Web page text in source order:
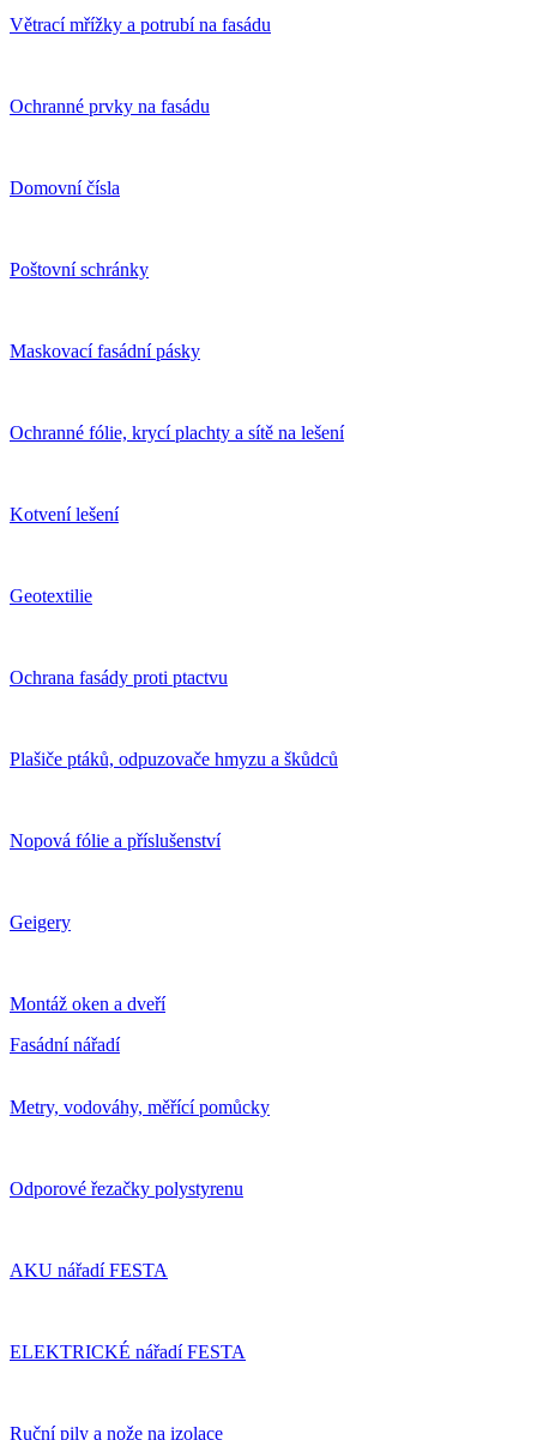
Větrací mřížky a potrubí na fasádu
Ochranné prvky na fasádu
Domovní čísla
Poštovní schránky
Maskovací fasádní pásky
Ochranné fólie, krycí plachty a sítě na lešení
Kotvení lešení
Geotextilie
Ochrana fasády proti ptactvu
Plašiče ptáků, odpuzovače hmyzu a škůdců
Nopová fólie a příslušenství
Geigery
Montáž oken a dveří
Fasádní nářadí
Metry, vodováhy, měřící pomůcky
Odporové řezačky polystyrenu
AKU nářadí FESTA
ELEKTRICKÉ nářadí FESTA
Ruční pily a nože na izolace